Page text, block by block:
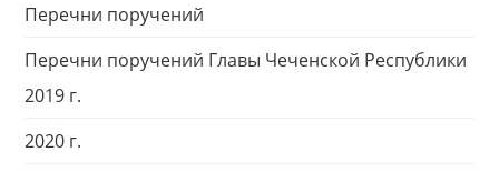
Перечни поручений
Перечни поручений Главы Чеченской Республики
2019 г.
2020 г.